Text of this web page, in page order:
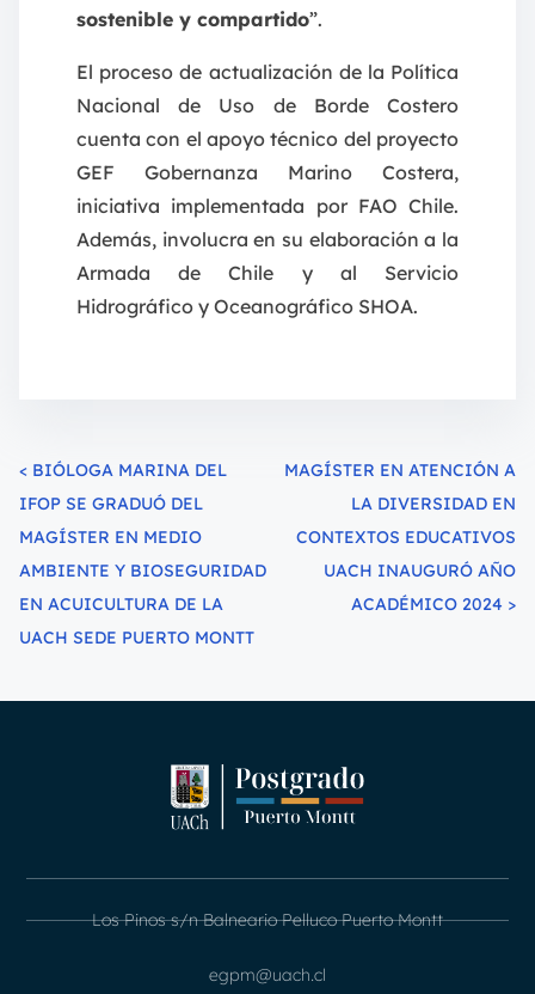
sostenible y compartido”.
El proceso de actualización de la Política
Nacional de Uso de Borde Costero
cuenta con el apoyo técnico del proyecto
GEF Gobernanza Marino Costera,
iniciativa implementada por FAO Chile.
Además, involucra en su elaboración a la
Armada de Chile y al Servicio
Hidrográfico y Oceanográfico SHOA.
< BIÓLOGA MARINA DEL
IFOP SE GRADUÓ DEL
MAGÍSTER EN MEDIO
AMBIENTE Y BIOSEGURIDAD
EN ACUICULTURA DE LA
UACH SEDE PUERTO MONTT
MAGÍSTER EN ATENCIÓN A
LA DIVERSIDAD EN
CONTEXTOS EDUCATIVOS
UACH INAUGURÓ AÑO
ACADÉMICO 2024 >
Los Pinos s/n Balneario Pelluco Puerto Montt
egpm@uach.cl